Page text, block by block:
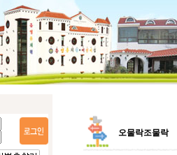
오물락조물락